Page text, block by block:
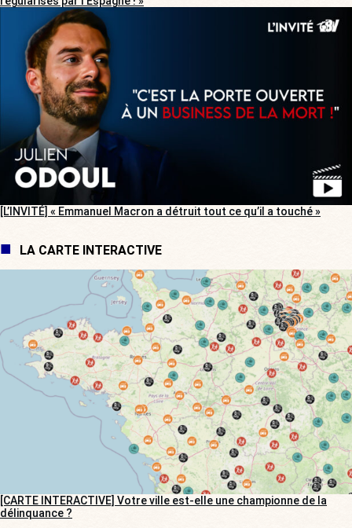
[L’INVITÉ] « Emmanuel Macron a détruit tout ce qu’il a touché »
LA CARTE INTERACTIVE
[CARTE INTERACTIVE] Votre ville est-elle une championne de la
délinquance ?